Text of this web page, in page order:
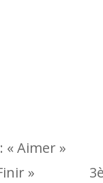
« Aimer
Finir »